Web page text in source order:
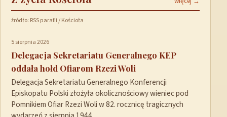
źródło: RSS parafii / Kościoła
5 sierpnia 2026
Delegacja Sekretariatu Generalnego KEP
oddała hołd Ofiarom Rzezi Woli
Delegacja Sekretariatu Generalnego Konferencji
Episkopatu Polski złożyła okolicznościowy wieniec pod
Pomnikiem Ofiar Rzezi Woli w 82. rocznicę tragicznych